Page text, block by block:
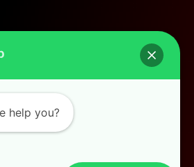
Yolla)
help you?